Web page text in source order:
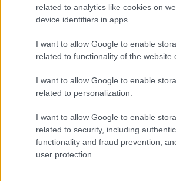
related to analytics like cookies on
device identifiers in apps.
I want to allow Google to enable
related to functionality of the website
I want to allow Google to enable
related to personalization.
I want to allow Google to enable
related to security, including
functionality and fraud prevention,
user protection.
A nap, amikor a Forma-1
Olasz Légierőt
•2022. január 01.
1981. november 21-ének ködös